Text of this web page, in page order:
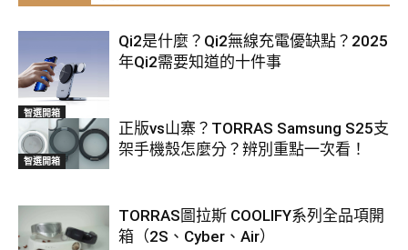
智選開箱
Qi2是什麼？Qi2無線充電優缺點？2025
年Qi2需要知道的十件事
智選開箱
正版vs山寨？TORRAS Samsung S25支
架手機殼怎麼分？辨別重點一次看！
TORRAS圖拉斯 COOLIFY系列全品項開
箱（2S、Cyber、Air）